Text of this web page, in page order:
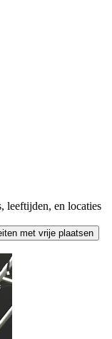
leeftijden, en locaties
met vrije plaatsen